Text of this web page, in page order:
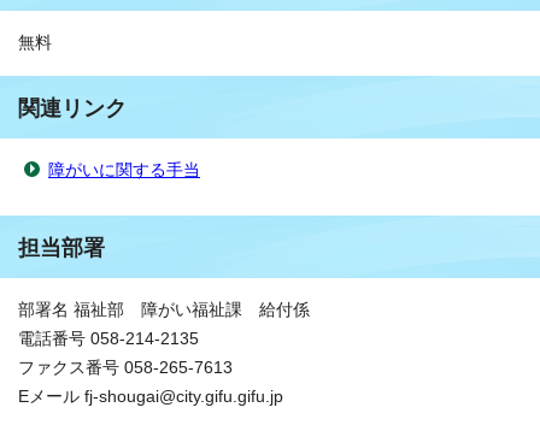
無料
関連リンク
障がいに関する手当
担当部署
部署名 福祉部 障がい福祉課 給付係
電話番号 058-214-2135
ファクス番号 058-265-7613
Eメール fj-shougai@city.gifu.gifu.jp